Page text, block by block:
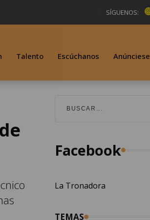
SÍGUENOS:
Talento Escúchanos Anúnciese
Facebook
La Tronadora
TEMAS